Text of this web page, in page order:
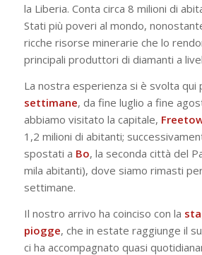
la Liberia. Conta circa 8 milioni di
Stati più poveri al mondo,
ricche risorse minerarie che lo
principali produttori di diamanti a
La nostra esperienza si è svolta qui
settimane, da fine luglio a fine
abbiamo visitato la capitale,
1,2 milioni di abitanti;
spostati a Bo, la seconda città del
mila abitanti), dove siamo rimasti
settimane.
Il nostro arrivo ha coinciso con la
piogge, che in estate raggiunge il
ci ha accompagnato quasi